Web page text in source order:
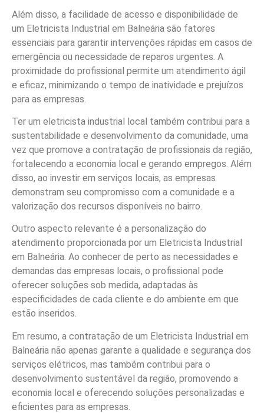
Além disso, a facilidade de acesso e disponibilidade de
um Eletricista Industrial em Balneária são fatores
essenciais para garantir intervenções rápidas em casos de
emergência ou necessidade de reparos urgentes. A
proximidade do profissional permite um atendimento ágil
e eficaz, minimizando o tempo de inatividade e prejuízos
para as empresas.
Ter um eletricista industrial local também contribui para a
sustentabilidade e desenvolvimento da comunidade, uma
vez que promove a contratação de profissionais da região,
fortalecendo a economia local e gerando empregos. Além
disso, ao investir em serviços locais, as empresas
demonstram seu compromisso com a comunidade e a
valorização dos recursos disponíveis no bairro.
Outro aspecto relevante é a personalização do
atendimento proporcionada por um Eletricista Industrial
em Balneária. Ao conhecer de perto as necessidades e
demandas das empresas locais, o profissional pode
oferecer soluções sob medida, adaptadas às
especificidades de cada cliente e do ambiente em que
estão inseridos.
Em resumo, a contratação de um Eletricista Industrial em
Balneária não apenas garante a qualidade e segurança dos
serviços elétricos, mas também contribui para o
desenvolvimento sustentável da região, promovendo a
economia local e oferecendo soluções personalizadas e
eficientes para as empresas.